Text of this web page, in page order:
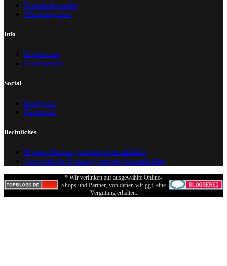
Kontaktformular
Wissenswertes
Info
Impressum
Datenschutz
Social
Instagram
Facebook
Rechtliches
Private Nutzung unserer Ausmalbilder
Gewerbliche Nutzung unserer Ausmalbilder
* Wir verlinken auf ausgewählte Online-
Shops und Partner, von denen wir ggf. eine
Vergütung erhalten.